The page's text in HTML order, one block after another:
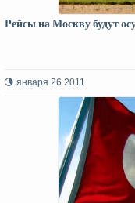
Рейсы на Москву будут
января 26 2011